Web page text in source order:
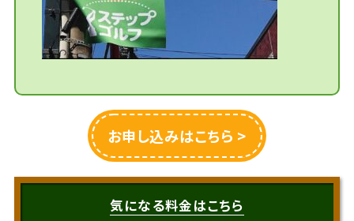
お申し込みはこちら >
気になる料金はこちら